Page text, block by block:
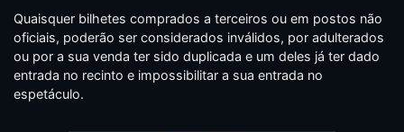
Quaisquer bilhetes comprados a terceiros ou em postos não
oficiais, poderão ser considerados inválidos, por adulterados
ou por a sua venda ter sido duplicada e um deles já ter dado
entrada no recinto e impossibilitar a sua entrada no
espetáculo.